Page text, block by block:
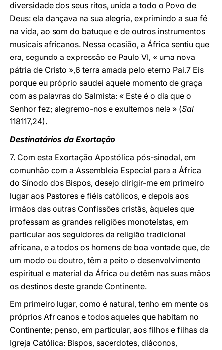
diversidade dos seus ritos, unida a todo o Povo de
Deus: ela dançava na sua alegria, exprimindo a sua fé
na vida, ao som do batuque e de outros instrumentos
musicais africanos. Nessa ocasião, a África sentiu que
era, segundo a expressão de Paulo VI, « uma nova
pátria de Cristo »,6 terra amada pelo eterno Pai.7 Eis
porque eu próprio saudei aquele momento de graça
com as palavras do Salmista: « Este é o dia que o
Senhor fez; alegremo-nos e exultemos nele » (Sal
118117,24).
Destinatários da Exortação
7. Com esta Exortação Apostólica pós-sinodal, em
comunhão com a Assembleia Especial para a África
do Sínodo dos Bispos, desejo dirigir-me em primeiro
lugar aos Pastores e fiéis católicos, e depois aos
irmãos das outras Confissões cristãs, àqueles que
professam as grandes religiões monoteístas, em
particular aos seguidores da religião tradicional
africana, e a todos os homens de boa vontade que, de
um modo ou doutro, têm a peito o desenvolvimento
espiritual e material da África ou detêm nas suas mãos
os destinos deste grande Continente.
Em primeiro lugar, como é natural, tenho em mente os
próprios Africanos e todos aqueles que habitam no
Continente; penso, em particular, aos filhos e filhas da
Igreja Católica: Bispos, sacerdotes, diáconos,